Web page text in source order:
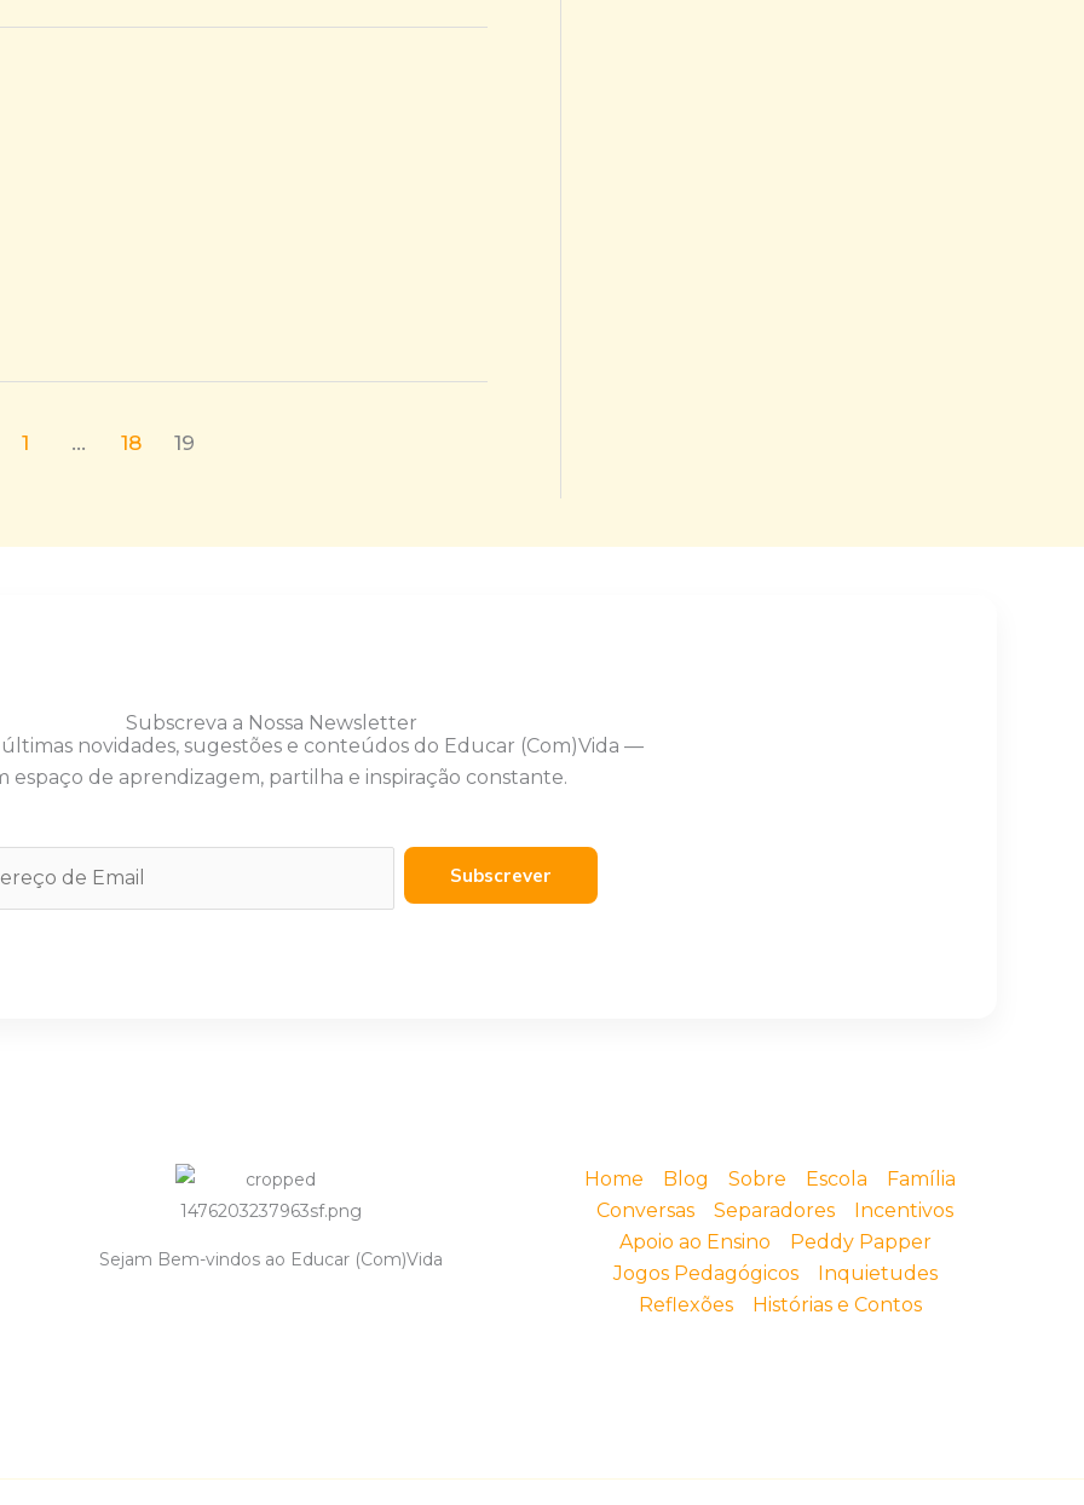
1 … 18 19
Subscreva a Nossa Newsletter
últimas novidades, sugestões e conteúdos do Educar (Com)Vida —
espaço de aprendizagem, partilha e inspiração constante.
Subscrever
Sejam Bem-vindos ao Educar (Com)Vida
Home Blog Sobre Escola
Família
Conversas
Separadores
Incentivos
Apoio ao Ensino
Peddy Papper
Jogos Pedagógicos
Inquietudes
Reflexões
Histórias e Contos